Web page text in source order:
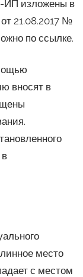
ИП изложены в
21.08.2017 №
по ссылке.
вносят в
место
с местом